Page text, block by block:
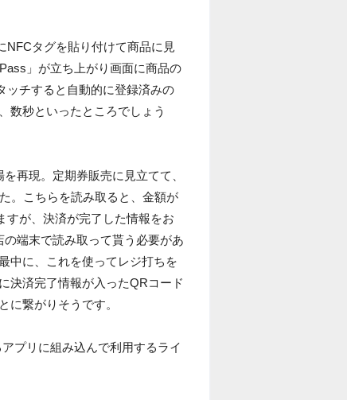
NFCタグを貼り付けて商品に見
」が立ち上がり画面に商品の
ッチすると自動的に登録済みの
数秒といったところでしょう
再現。定期券販売に見立てて、
。こちらを読み取ると、金額が
すが、決済が完了した情報をお
端末で読み取って貰う必要があ
中に、これを使ってレジ打ちを
決済完了情報が入ったQRコード
に繋がりそうです。
プリに組み込んで利用するライ